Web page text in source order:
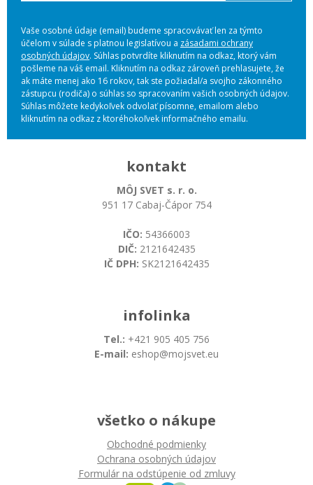
Vaše osobné údaje (email) budeme spracovávať len za týmto
účelom v súlade s platnou legislatívou a zásadami ochrany
osobných údajov. Súhlas potvrdíte kliknutím na odkaz, ktorý vám
pošleme na váš email. Kliknutím na odkaz zároveň prehlasujete, že
ak máte menej ako 16 rokov, tak ste požiadal/a svojho zákonného
zástupcu (rodiča) o súhlas so spracovaním vašich osobných údajov.
Súhlas môžete kedykoľvek odvolať písomne, emailom alebo
kliknutím na odkaz z ktoréhokoľvek informačného emailu.
kontakt
MÔJ SVET s. r. o.
951 17 Cabaj-Čápor 754
IČO: 54366003
DIČ: 2121642435
IČ DPH: SK2121642435
infolinka
Tel.: +421 905 405 756
E-mail: eshop@mojsvet.eu
všetko o nákupe
Obchodné podmienky
Ochrana osobných údajov
Formulár na odstúpenie od zmluvy